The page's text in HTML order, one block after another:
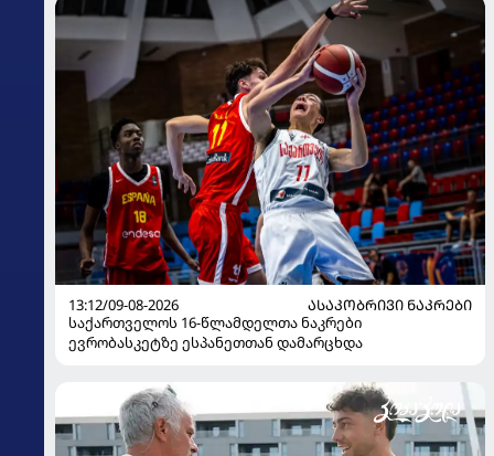
13:12/09-08-2026
ᲐᲡᲐᲙᲝᲑᲠᲘᲕᲘ ᲜᲐᲙᲠᲔᲑᲘ
საქართველოს 16-წლამდელთა ნაკრები
ევრობასკეტზე ესპანეთთან დამარცხდა